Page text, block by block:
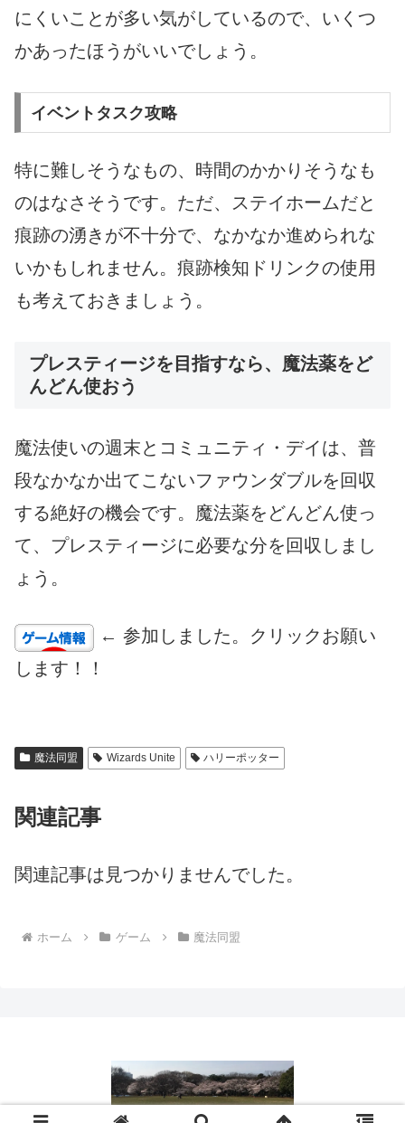
にくいことが多い気がしているので、いくつ
かあったほうがいいでしょう。
イベントタスク攻略
特に難しそうなもの、時間のかかりそうなも
のはなさそうです。ただ、ステイホームだと
痕跡の湧きが不十分で、なかなか進められな
いかもしれません。痕跡検知ドリンクの使用
も考えておきましょう。
プレスティージを目指すなら、魔法薬をど
んどん使おう
魔法使いの週末とコミュニティ・デイは、普
段なかなか出てこないファウンダブルを回収
する絶好の機会です。魔法薬をどんどん使っ
て、プレスティージに必要な分を回収しまし
ょう。
← 参加しました。クリックお願い
します！！
魔法同盟 Wizards Unite ハリーポッター
関連記事
関連記事は見つかりませんでした。
ホーム ゲーム 魔法同盟